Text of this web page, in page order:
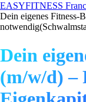
EASYFITNESS
Dein eigenes Fitness-
Dein
(m/w/d) –